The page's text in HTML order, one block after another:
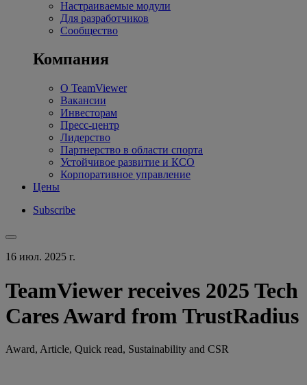
Настраиваемые модули
Для разработчиков
Сообщество
Компания
О TeamViewer
Вакансии
Инвесторам
Пресс-центр
Лидерство
Партнерство в области спорта
Устойчивое развитие и КСО
Корпоративное управление
Цены
Subscribe
16 июл. 2025 г.
TeamViewer receives 2025 Tech
Cares Award from TrustRadius
Award, Article, Quick read, Sustainability and CSR